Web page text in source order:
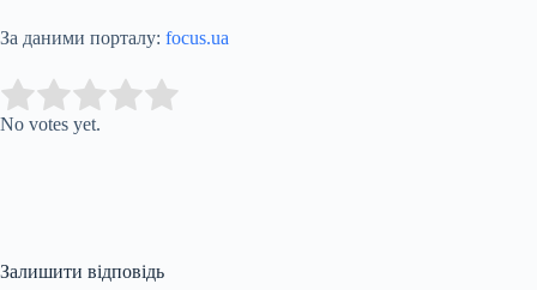
За даними порталу: focus.ua
Rate this item:
No votes yet.
Залишити відповідь